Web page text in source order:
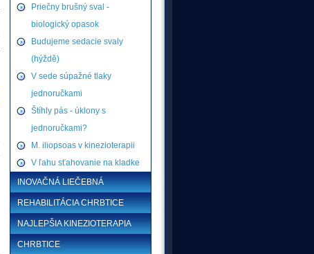
Priečny brušný sval -
biologický opasok
Budujeme sedacie svaly
(hýždě)
V sede súpažné tlaky
jednoručkami
Štíhly pás - úklony s
jednoručkami?
M. iliopsoas v kinezioterapii
V ľahu sťahovanie na kladke
INOVAČNÁ LIEČEBNÁ
REHABILITÁCIA CHRBTICE
NAJLEPŠIA KINEZIOTERAPIA
CHRBTICE